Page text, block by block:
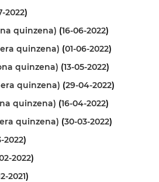
2022)
quinzena) (16-06-2022)
quinzena) (01-06-2022)
quinzena) (13-05-2022)
quinzena) (29-04-2022)
quinzena) (16-04-2022)
quinzena) (30-03-2022)
2022)
2022)
2021)